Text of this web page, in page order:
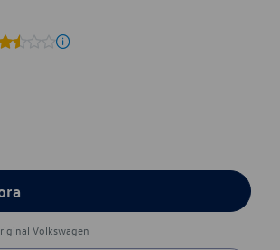
Volkswagen